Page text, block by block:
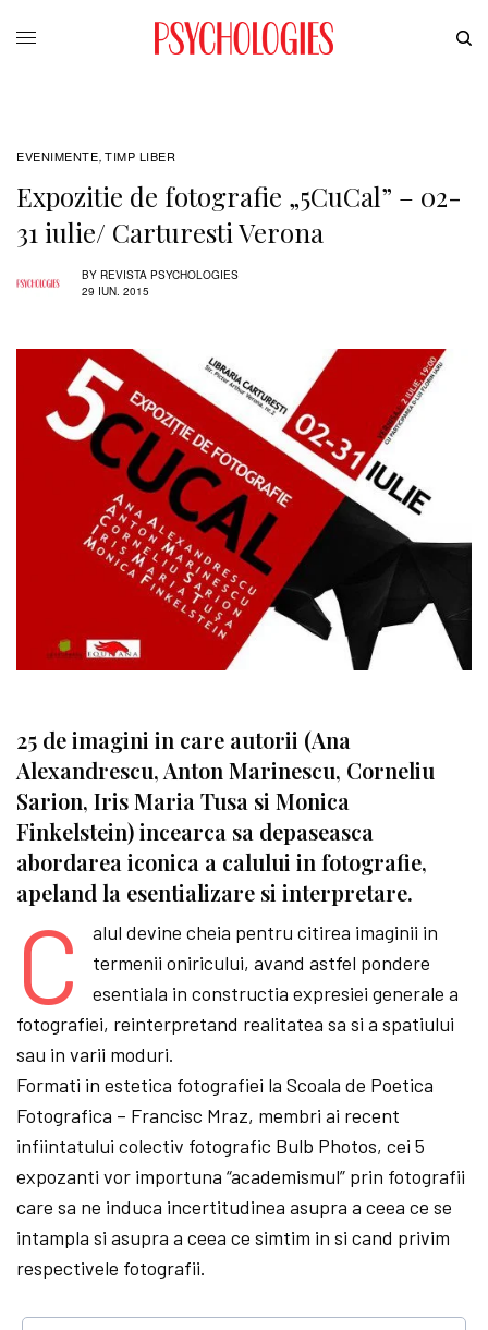
EVENIMENTE, TIMP LIBER
Expozitie de fotografie „5CuCal” – 02-
31 iulie/ Carturesti Verona
BY REVISTA PSYCHOLOGIES
29 IUN. 2015
25 de imagini in care autorii (Ana
Alexandrescu, Anton Marinescu, Corneliu
Sarion, Iris Maria Tusa si Monica
Finkelstein) incearca sa depaseasca
abordarea iconica a calului in fotografie,
apeland la esentializare si interpretare.
C
alul devine cheia pentru citirea imaginii in
termenii oniricului, avand astfel pondere
esentiala in constructia expresiei generale a
fotografiei, reinterpretand realitatea sa si a spatiului
sau in varii moduri.
Formati in estetica fotografiei la Scoala de Poetica
Fotografica – Francisc Mraz, membri ai recent
infiintatului colectiv fotografic Bulb Photos, cei 5
expozanti vor importuna “academismul” prin fotografii
care sa ne induca incertitudinea asupra a ceea ce se
intampla si asupra a ceea ce simtim in si cand privim
respectivele fotografii.